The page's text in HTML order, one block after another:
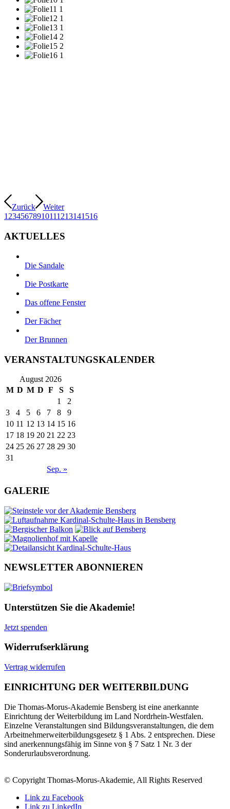
Zurück
Weiter
12345678910111213141516
AKTUELLES
Die Sandale
Die Postkarte
Das offene Fenster
Der Fächer
Der Brunnen
VERANSTALTUNGSKALENDER
August 2026
M D M D F S S
Sep. »
1
2
3
4 5 6 7 8
9
10 11 12 13 14 15 16
17 18 19 20 21 22 23
24 25 26 27 28 29 30
31
GALERIE
NEWSLETTER ABONNIEREN
Unterstützen Sie die Akademie!
Jetzt spenden
Widerrufserklärung
Vertrag widerrufen
EINRICHTUNG DER WEITERBILDUNG
Die Thomas-Morus-Akademie Bensberg ist eine anerkannte
Einrichtung der Weiterbildung im Land Nordrhein-Westfalen.
Einzelne Veranstaltungen sind Bildungsveranstaltungen, die dem
Arbeitnehmerweiterbildungsgesetz § 1 Abs. 2 entsprechen. Diese
sind anerkennungsfähig im Sinne von § 7 Satz 1 Nr. 3 der
Sonderurlaubsverordnung.
© Copyright Thomas-Morus-Akademie, All Rights Reserved
Link zu Facebook
Link zu LinkedIn